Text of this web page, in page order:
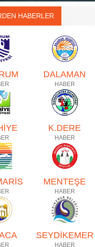
HABERLER
DALAMAN
HABER
K.DERE
HABER
MENTEŞE
HABER
SEYDİKEMER
HABER